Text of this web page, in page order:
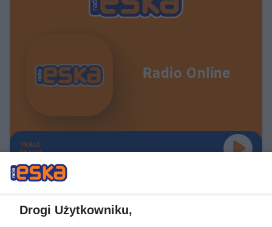
Radio Online
TERAZ
GRAMY
Drogi Użytkowniku,